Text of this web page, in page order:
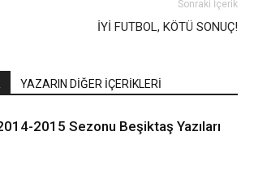
Sonraki İçerik
İYİ FUTBOL, KÖTÜ SONUÇ!
YAZARIN DİĞER İÇERİKLERİ
2015 Sezonu Beşiktaş Yazıları